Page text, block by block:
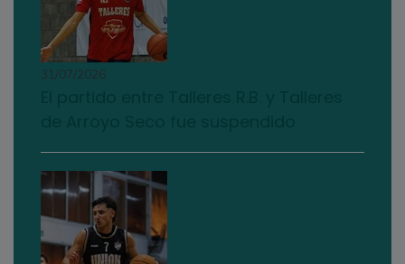
31/07/2026